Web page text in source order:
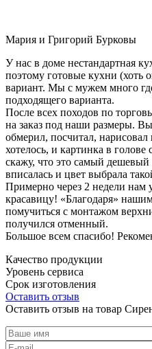
Мария и Григорий Бурковы
У нас в доме нестандартная
поэтому готовые кухни
вариант. Мы с мужем много
подходящего варианта.
После всех походов по
на заказ под наши размеры.
обмерил, посчитал,
хотелось, и картинка в
скажу, что это самый дешевый
вписалась и цвет выбрала
Примерно через 2 недели
красавицу! «Благодаря»
помучиться с монтажом
получился отменный.
Большое всем спасибо!
Качество продукции
Уровень сервиса
Срок изготовления
Оставить отзыв
Оставить отзыв на товар